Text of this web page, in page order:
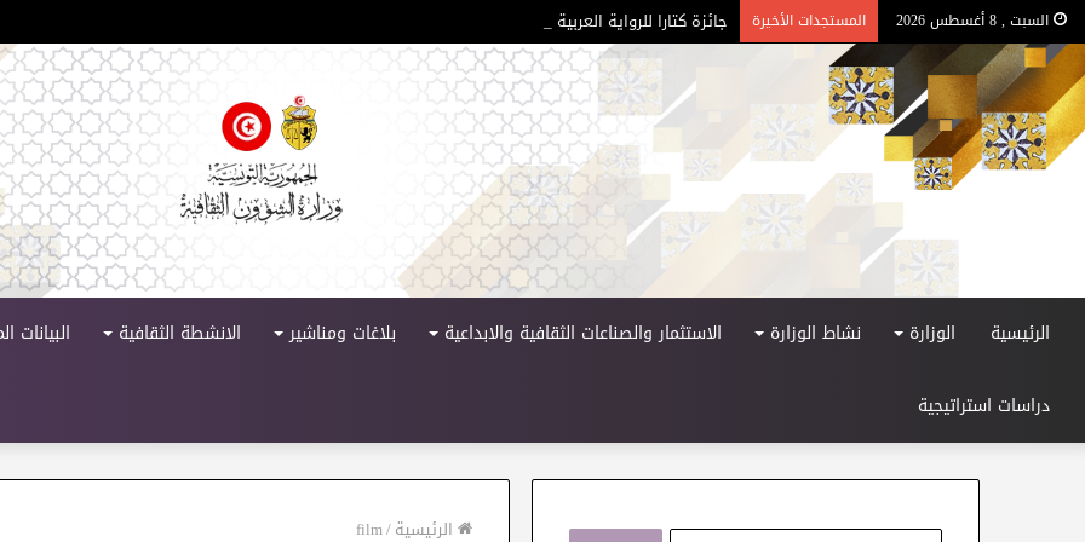
السبت , 8 أغسطس 2026 المستجدات الأخيرة جائزة كتارا للرواية العربية – الدورة 11
الرئيسية الوزارة نشاط الوزارة الاستثمار والصناعات الثقافية والابداعية بلاغات ومناشير الانشطة الثقافية البيانات
دراسات استراتيجية
الرئيسية/
film